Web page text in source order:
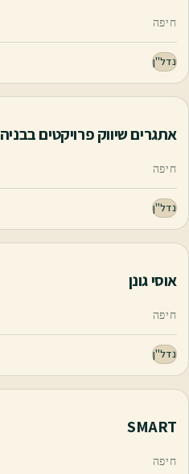
חיפה
נדל"ן
אתגרים שיווק פרויקטים בבניה
חיפה
נדל"ן
אוסי גונן
חיפה
נדל"ן
SMART
חיפה